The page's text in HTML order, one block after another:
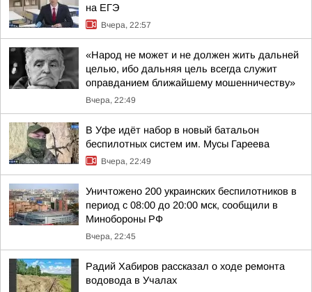
на ЕГЭ
Вчера, 22:57
«Народ не может и не должен жить дальней
целью, ибо дальняя цель всегда служит
оправданием ближайшему мошенничеству»
Вчера, 22:49
В Уфе идёт набор в новый батальон
беспилотных систем им. Мусы Гареева
Вчера, 22:49
Уничтожено 200 украинских беспилотников в
период с 08:00 до 20:00 мск, сообщили в
Минобороны РФ
Вчера, 22:45
Радий Хабиров рассказал о ходе ремонта
водовода в Учалах